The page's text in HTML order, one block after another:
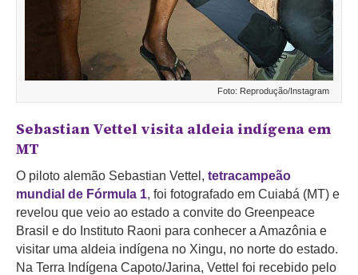
Foto: Reprodução/Instagram
Sebastian Vettel visita aldeia indígena em
MT
O piloto alemão Sebastian Vettel, tetracampeão
mundial de Fórmula 1, foi fotografado em Cuiabá (MT) e
revelou que veio ao estado a convite do Greenpeace
Brasil e do Instituto Raoni para conhecer a Amazônia e
visitar uma aldeia indígena no Xingu, no norte do estado.
Na Terra Indígena Capoto/Jarina, Vettel foi recebido pelo